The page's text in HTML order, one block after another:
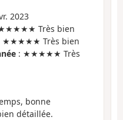
2023
Très bien
★★★★★ Très bien
: ★★★★★ Très
bonne
détaillée.